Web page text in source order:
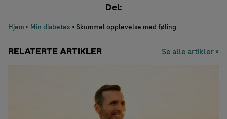
Del:
Hjem » Min diabetes» Skummel opplevelse med føling
RELATERTE ARTIKLER Se alle artikler »